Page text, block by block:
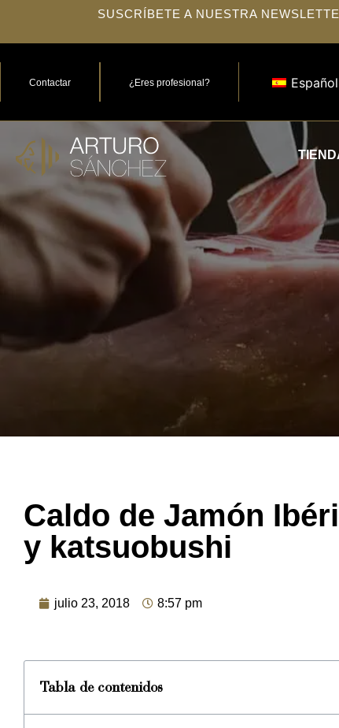
SUSCRÍBETE A NUESTRA
Contactar ¿Eres profesional? Español
Caldo de Jamón
y katsuobushi
julio 23, 2018 8:57 pm
Tabla de contenidos